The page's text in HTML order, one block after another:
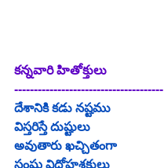
కన్నవారి హితోక్తులు
--------------------------------------
దేశానికి కడు నష్టము
విస్తరిస్తే దుష్టులు
అవుతారు ఖచ్చితంగా
సంఘ విద్రోహశక్తులు